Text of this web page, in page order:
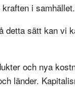
i samhället.
sätt kan vi
och nya
länder.